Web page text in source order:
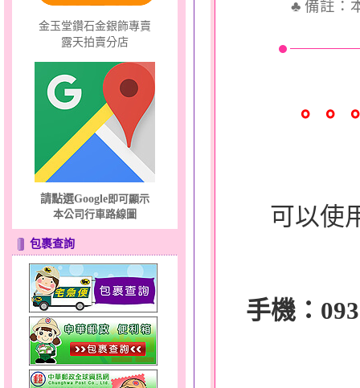
金玉堂鑽石金銀飾專賣
露天拍賣分店
請點選Google即可顯示
本公司行車路線圖
包裹查詢
♣ 備註：
。。
可以使
手機：